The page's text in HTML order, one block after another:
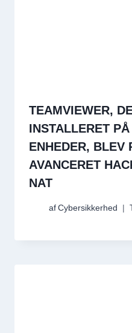
TEAMVIEWER,
INSTALLERET
ENHEDER, BLEV
AVANCERET
NAT
af Cybersikkerhed